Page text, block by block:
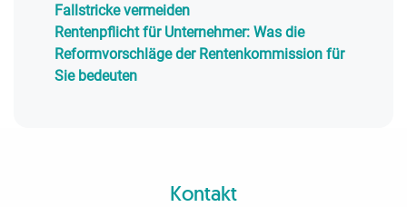
Fallstricke vermeiden
Rentenpflicht für Unternehmer: Was die
Reformvorschläge der Rentenkommission für
Sie bedeuten
Kontakt